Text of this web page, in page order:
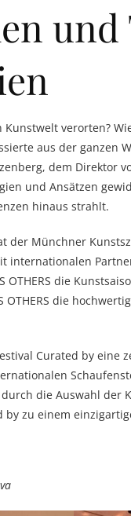
und
verorten?
aus der ganzen
dem Direktor
und Ansätzen
hinaus strahlt.
der Münchner
OTHERS die
OTHERS die
Curated by
die Auswahl
zu einem